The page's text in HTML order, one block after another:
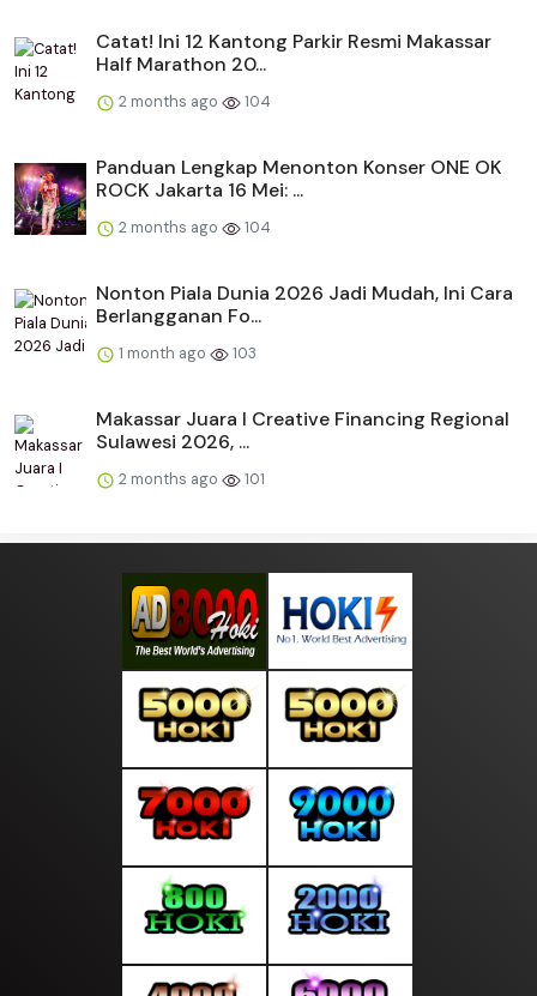
Catat! Ini 12 Kantong Parkir Resmi Makassar
Half Marathon 20...
2 months ago 104
Panduan Lengkap Menonton Konser ONE OK
ROCK Jakarta 16 Mei: ...
2 months ago 104
Nonton Piala Dunia 2026 Jadi Mudah, Ini Cara
Berlangganan Fo...
1 month ago 103
Makassar Juara I Creative Financing Regional
Sulawesi 2026, ...
2 months ago 101